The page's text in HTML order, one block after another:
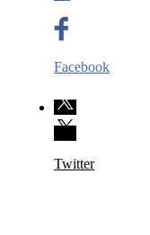
Facebook
Twitter